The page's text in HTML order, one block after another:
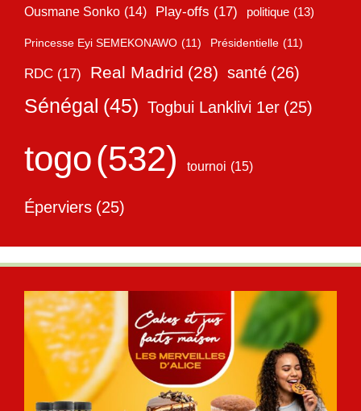
Ousmane Sonko (14) Play-offs (17) politique (13)
Princesse Eyi SEMEKONAWO (11) Présidentielle (11)
RDC (17) Real Madrid (28) santé (26)
Sénégal (45) Togbui Lanklivi 1er (25)
togo(532) tournoi (15)
Éperviers (25)